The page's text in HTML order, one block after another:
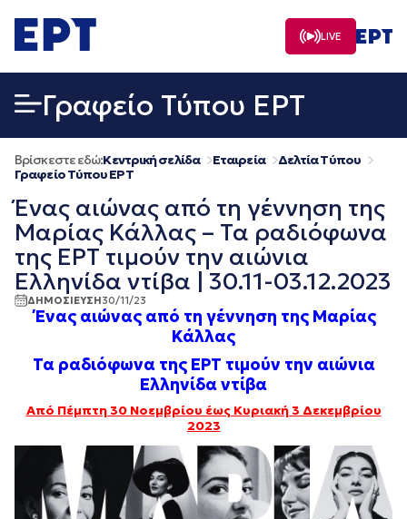
σε
περιεχόμενο
LIVE
Γραφείο Τύπου ΕΡΤ
Βρίσκεστε εδώ:Κεντρική σελίδα Εταιρεία
Δελτία Τύπου
Γραφείο Τύπου ΕΡΤ
Ένας αιώνας από τη γέννηση της
Μαρίας Κάλλας – Τα ραδιόφωνα
της ΕΡΤ τιμούν την αιώνια
Ελληνίδα ντίβα | 30.11-03.12.2023
ΔΗΜΟΣΙΕΥΣΗ30/11/23
Ένας αιώνας από τη γέννηση της Μαρίας
Κάλλας
Τα ραδιόφωνα της ΕΡΤ τιμούν την αιώνια
Ελληνίδα ντίβα
Από Πέμπτη 30 Νοεμβρίου έως Κυριακή 3 Δεκεμβρίου
2023